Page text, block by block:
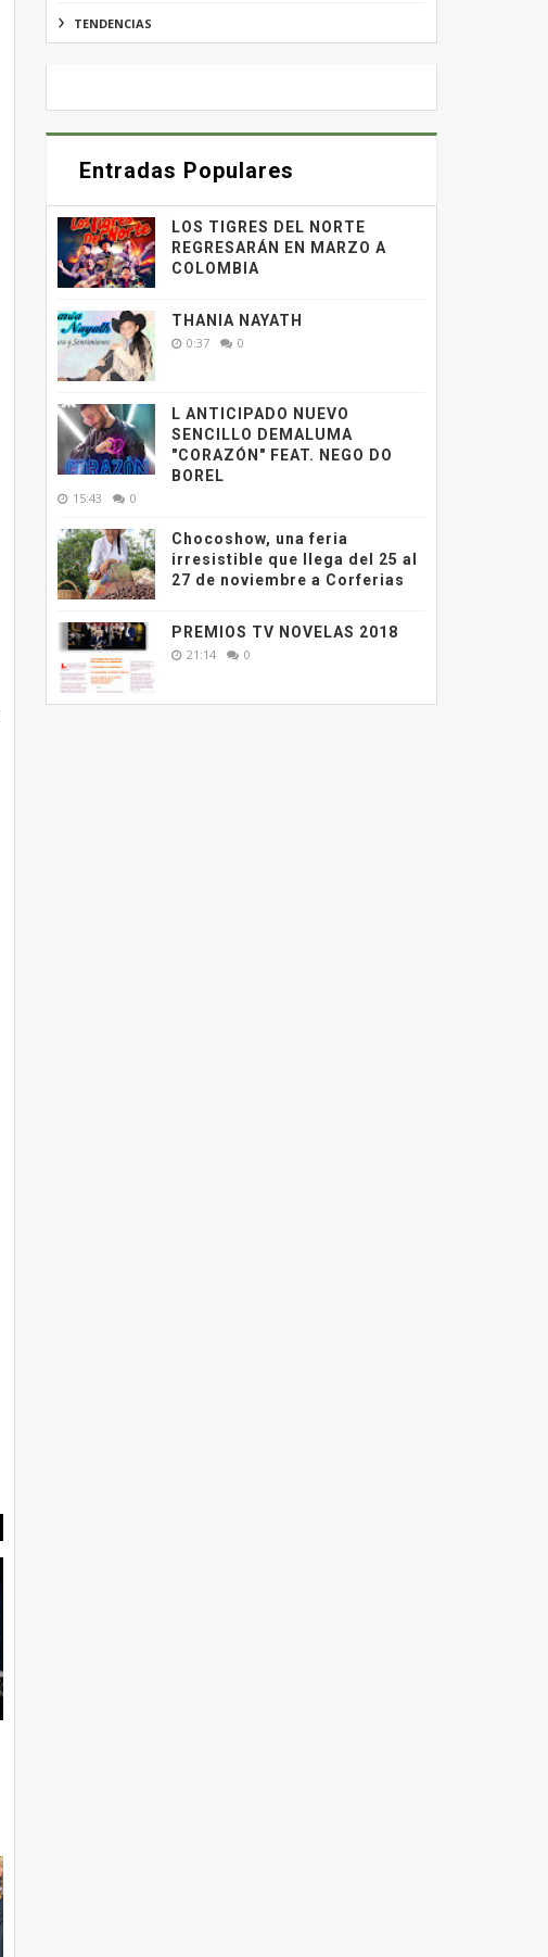
TENDENCIAS
Entradas Populares
LOS TIGRES DEL NORTE
REGRESARÁN EN MARZO A
COLOMBIA
THANIA NAYATH
0:37 0
L ANTICIPADO NUEVO
SENCILLO DEMALUMA
"CORAZÓN" FEAT. NEGO DO
BOREL
15:43 0
Chocoshow, una feria
irresistible que llega del 25 al
27 de noviembre a Corferias
PREMIOS TV NOVELAS 2018
21:14 0